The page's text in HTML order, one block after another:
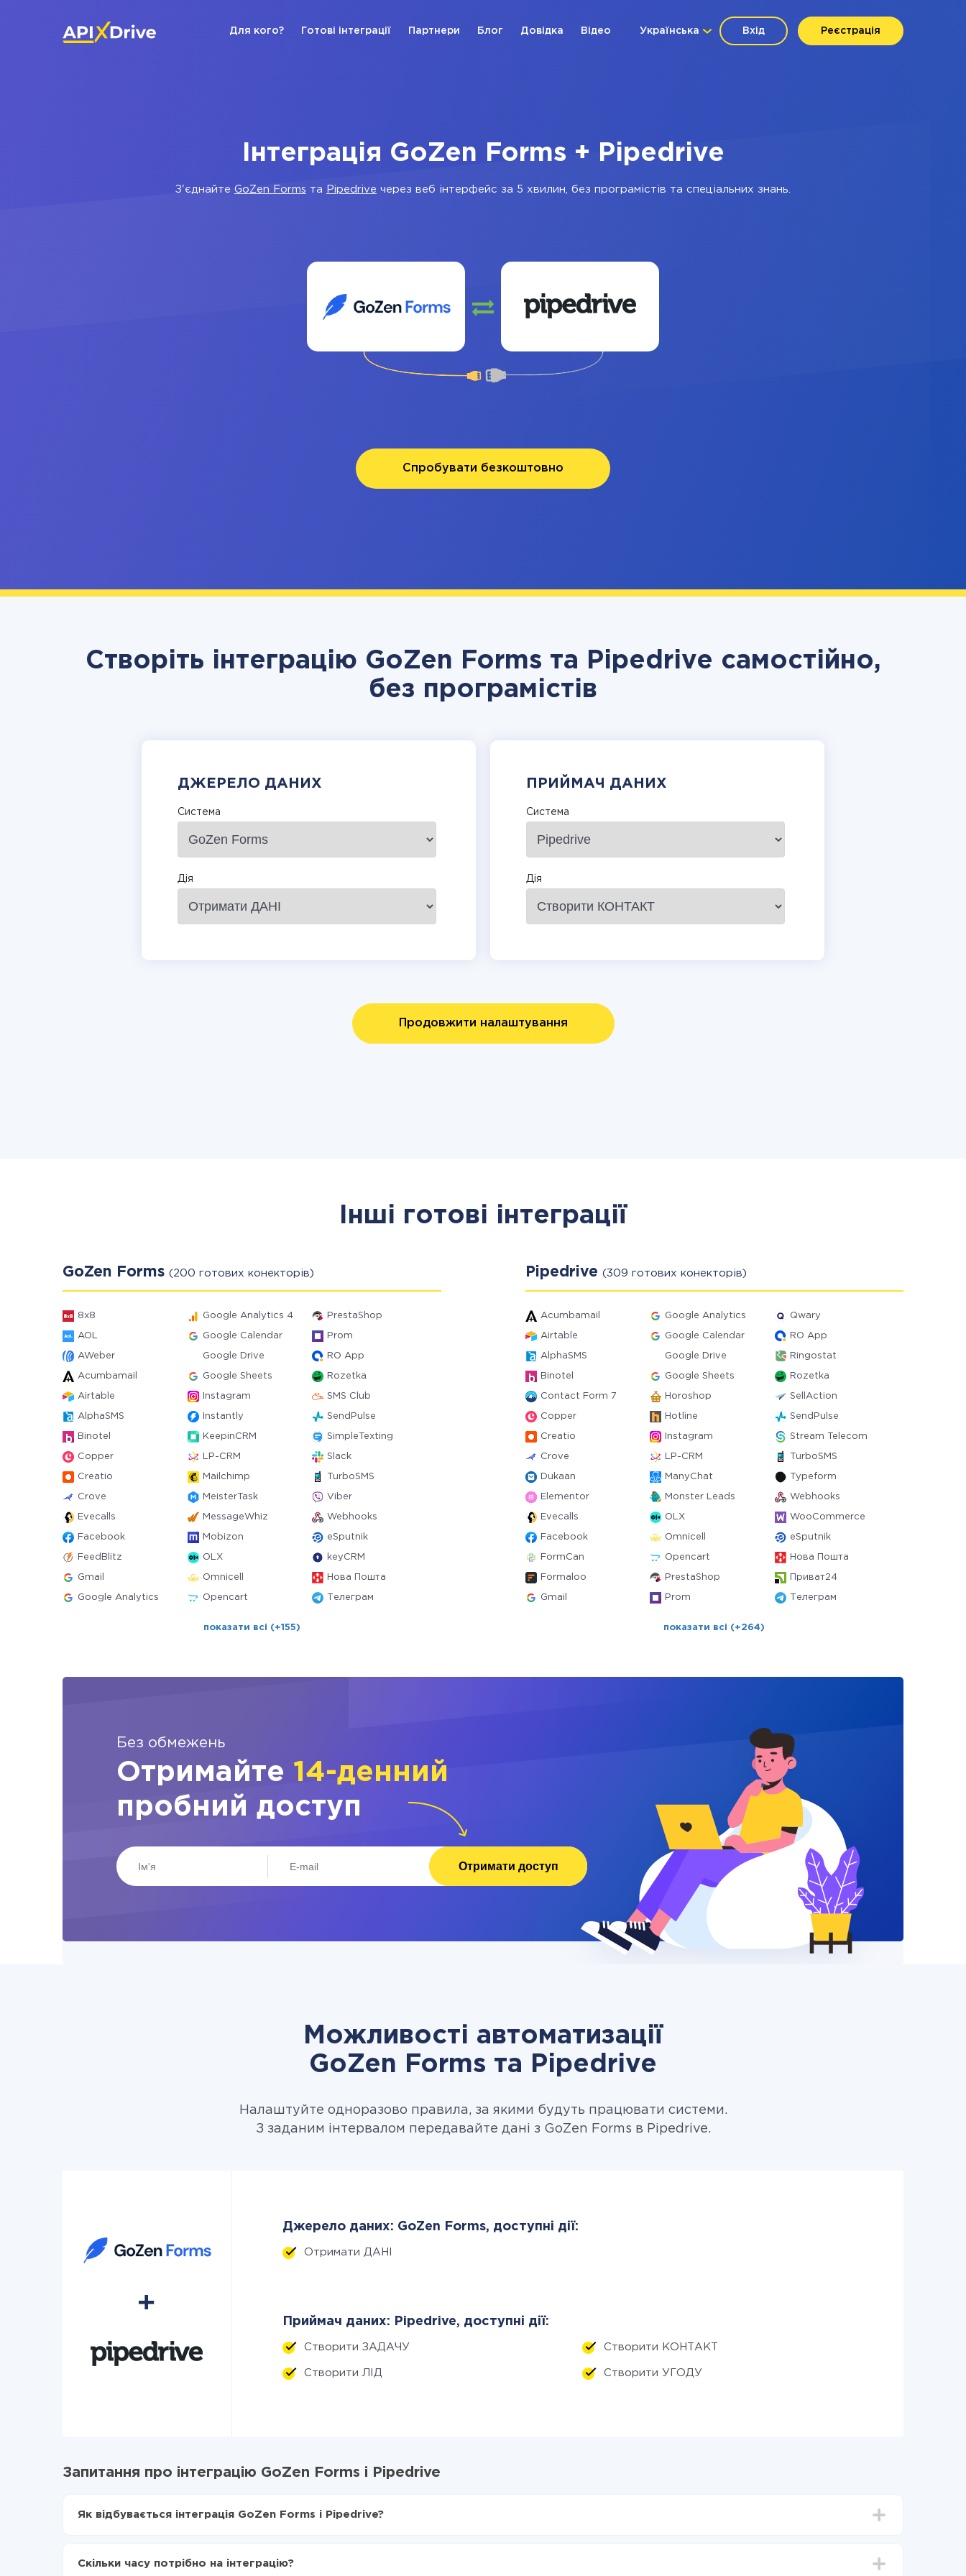
Вхід Реєстрація
Українська
Для кого? Готові інтеграції Партнери Блог Довідка Відео
Інтеграція GoZen Forms + Pipedrive
З'єднайте GoZen Forms та Pipedrive через веб інтерфейс за 5 хвилин, без програмістів та спеціальних знань.
Спробувати безкоштовно
Створіть інтеграцію GoZen Forms та Pipedrive самостійно,
без програмістів
ДЖЕРЕЛО ДАНИХ
Система
Дія
ПРИЙМАЧ ДАНИХ
Система
Дія
Продовжити налаштування
Інші готові інтеграції
GoZen Forms (200 готових конекторів)
8x8 Google Analytics 4 PrestaShop
AOL Google Calendar Prom
AWeber Google Drive RO App
Acumbamail Google Sheets Rozetka
Airtable Instagram SMS Club
AlphaSMS Instantly SendPulse
Binotel KeepinCRM SimpleTexting
Copper LP-CRM Slack
Creatio Mailchimp TurboSMS
Crove MeisterTask Viber
Evecalls MessageWhiz Webhooks
Facebook Mobizon eSputnik
FeedBlitz OLX keyCRM
Gmail Omnicell Нова Пошта
Google Analytics Opencart Телеграм
показати всі (+155)
Pipedrive (309 готових конекторів)
Acumbamail Google Analytics Qwary
Airtable Google Calendar RO App
AlphaSMS Google Drive Ringostat
Binotel Google Sheets Rozetka
Contact Form 7 Horoshop SellAction
Copper Hotline SendPulse
Creatio Instagram Stream Telecom
Crove LP-CRM TurboSMS
Dukaan ManyChat Typeform
Elementor Monster Leads Webhooks
Evecalls OLX WooCommerce
Facebook Omnicell eSputnik
FormCan Opencart Нова Пошта
Formaloo PrestaShop Приват24
Gmail Prom Телеграм
показати всі (+264)
Без обмежень
Отримайте 14-денний
пробний доступ
Отримати доступ
Можливості автоматизації
GoZen Forms та Pipedrive
Налаштуйте одноразово правила, за якими будуть працювати системи.
З заданим інтервалом передавайте дані з GoZen Forms в Pipedrive.
Джерело даних: GoZen Forms, доступні дії:
Отримати ДАНІ
Приймач даних: Pipedrive, доступні дії:
Створити ЗАДАЧУ Створити КОНТАКТ
Створити ЛІД Створити УГОДУ
Запитання про інтеграцію GoZen Forms і Pipedrive
Як відбувається інтеграція GoZen Forms і Pipedrive?
Включаєте автооновлення
Скільки часу потрібно на інтеграцію?